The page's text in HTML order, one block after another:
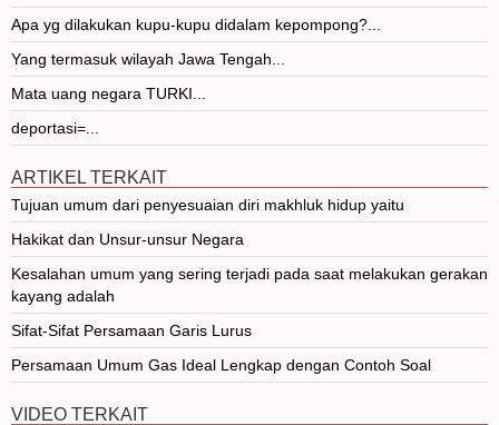
Apa yg dilakukan kupu-kupu didalam kepompong?...
Yang termasuk wilayah Jawa Tengah...
Mata uang negara TURKI...
deportasi=...
ARTIKEL TERKAIT
Tujuan umum dari penyesuaian diri makhluk hidup yaitu
Hakikat dan Unsur-unsur Negara
Kesalahan umum yang sering terjadi pada saat melakukan gerakan
kayang adalah
Sifat-Sifat Persamaan Garis Lurus
Persamaan Umum Gas Ideal Lengkap dengan Contoh Soal
VIDEO TERKAIT